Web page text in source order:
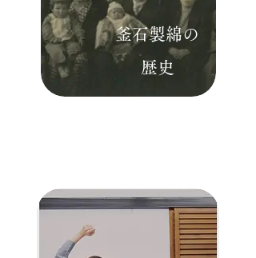
​釜石製綿の
歴史